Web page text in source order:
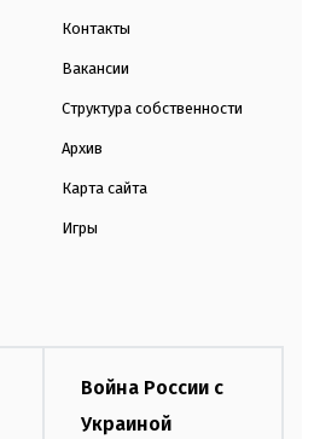
Контакты
Вакансии
Структура собственности
Архив
Карта сайта
Игры
Война России с
Украиной